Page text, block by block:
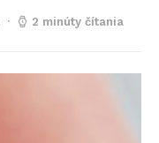
2 minúty čítania